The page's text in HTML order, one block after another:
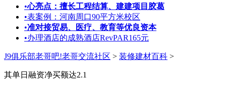
•心亮点：擅长工程结算、建建项目胶葛
•表案例：河南周口90平方米校区
•准对接贸易、医疗、教育等优良资本
•办理酒店的成熟酒店RevPAR165元
J9俱乐部老哥吧!老哥交流社区 > 装修建材百科 >
其单日融资净买额达2.1